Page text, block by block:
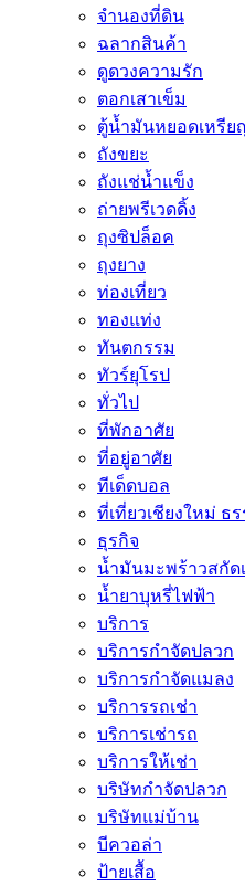
จำนองที่ดิน
ฉลากสินค้า
ดูดวงความรัก
ตอกเสาเข็ม
ตู้น้ำมันหยอดเหรีย
ถังขยะ
ถังแช่น้ำแข็ง
ถ่ายพรีเวดดิ้ง
ถุงซิปล็อค
ถุงยาง
ท่องเที่ยว
ทองแท่ง
ทันตกรรม
ทัวร์ยุโรป
ทั่วไป
ที่พักอาศัย
ที่อยู่อาศัย
ทีเด็ดบอล
ที่เที่ยวเชียงใหม่ ธ
ธุรกิจ
น้ำมันมะพร้าวสกัด
น้ำยาบุหรี่ไฟฟ้า
บริการ
บริการกำจัดปลวก
บริการกำจัดแมลง
บริการรถเช่า
บริการเช่ารถ
บริการให้เช่า
บริษัทกำจัดปลวก
บริษัทแม่บ้าน
บีควอล่า
ป้ายเสื้อ